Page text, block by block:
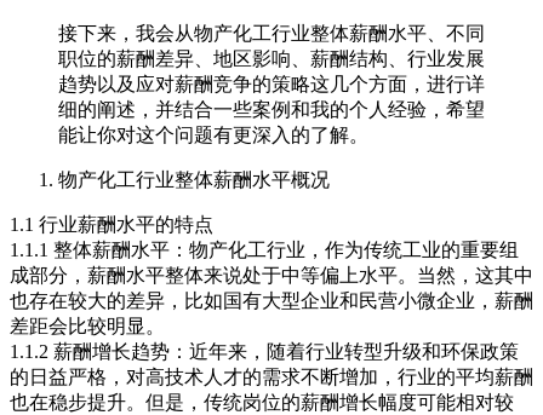
接下来，我会从物产化工行业整体薪酬水平、不同
职位的薪酬差异、地区影响、薪酬结构、行业发展
趋势以及应对薪酬竞争的策略这几个方面，进行详
细的阐述，并结合一些案例和我的个人经验，希望
能让你对这个问题有更深入的了解。
物产化工行业整体薪酬水平概况
1.1 行业薪酬水平的特点
1.1.1 整体薪酬水平：物产化工行业，作为传统工业的重要组
成部分，薪酬水平整体来说处于中等偏上水平。当然，这其中
也存在较大的差异，比如国有大型企业和民营小微企业，薪酬
差距会比较明显。
1.1.2 薪酬增长趋势：近年来，随着行业转型升级和环保政策
的日益严格，对高技术人才的需求不断增加，行业的平均薪酬
也在稳步提升。但是，传统岗位的薪酬增长幅度可能相对较